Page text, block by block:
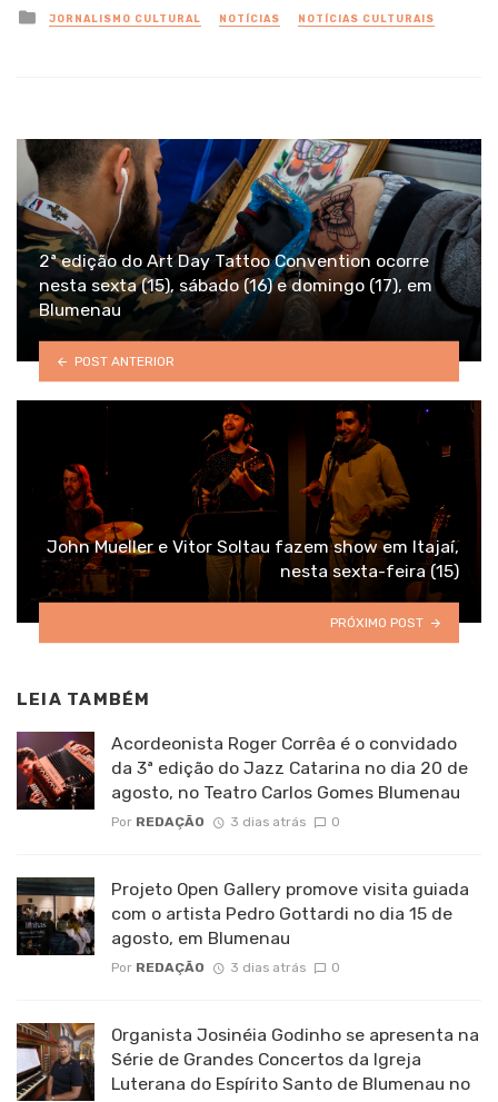
Posted
in
JORNALISMO CULTURAL NOTÍCIAS NOTÍCIAS CULTURAIS
2ª edição do Art Day Tattoo Convention ocorre
nesta sexta (15), sábado (16) e domingo (17), em
Blumenau
POST ANTERIOR
John Mueller e Vitor Soltau fazem show em Itajaí,
nesta sexta-feira (15)
PRÓXIMO POST
LEIA TAMBÉM
Acordeonista Roger Corrêa é o convidado
da 3ª edição do Jazz Catarina no dia 20 de
agosto, no Teatro Carlos Gomes Blumenau
Por REDAÇÃO 3 dias atrás 0
Projeto Open Gallery promove visita guiada
com o artista Pedro Gottardi no dia 15 de
agosto, em Blumenau
Por REDAÇÃO 3 dias atrás 0
Organista Josinéia Godinho se apresenta na
Série de Grandes Concertos da Igreja
Luterana do Espírito Santo de Blumenau no